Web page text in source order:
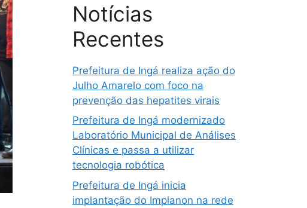
Notícias
Recentes
Prefeitura de Ingá realiza ação do
Julho Amarelo com foco na
prevenção das hepatites virais
Prefeitura de Ingá modernizado
Laboratório Municipal de Análises
Clínicas e passa a utilizar
tecnologia robótica
Prefeitura de Ingá inicia
implantação do Implanon na rede